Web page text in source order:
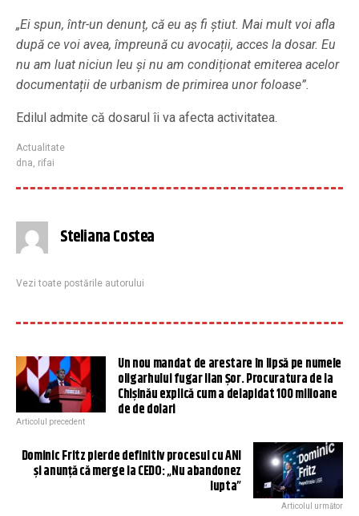
„Ei spun, într-un denunț, că eu aș fi știut. Mai mult voi afla
după ce voi avea, împreună cu avocații, acces la dosar. Eu
nu am luat niciun leu și nu am condiționat emiterea acelor
documentații de urbanism de primirea unor foloase”.
Edilul admite că dosarul îi va afecta activitatea.
Actualitate
dna, rifai
Steliana Costea
Vezi toate postările autorului
Un nou mandat de arestare în lipsă pe numele
oligarhului fugar Ilan Şor. Procuratura de la
Chișinău explică cum a delapidat 100 milioane
de de dolari
Articolul precedent
Dominic Fritz pierde definitiv procesul cu ANI
și anunță că merge la CEDO: „Nu abandonez
lupta”
Articolul următor